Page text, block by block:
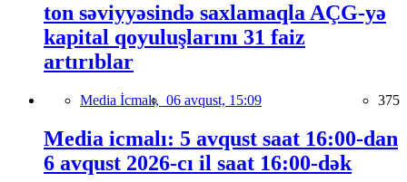
ton səviyyəsində saxlamaqla AÇG-yə
kapital qoyuluşlarını 31 faiz
artırıblar
Media İcmalı, 06 avqust, 15:09 375
Media icmalı: 5 avqust saat 16:00-dan
6 avqust 2026-cı il saat 16:00-dək